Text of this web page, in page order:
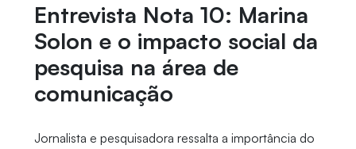
Entrevista Nota 10: Marina
Solon e o impacto social da
pesquisa na área de
comunicação
Jornalista e pesquisadora ressalta a importância do